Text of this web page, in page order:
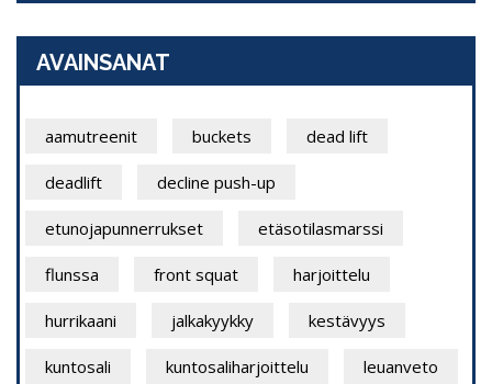
AVAINSANAT
aamutreenit buckets dead lift
deadlift decline push-up
etunojapunnerrukset etäsotilasmarssi
flunssa front squat harjoittelu
hurrikaani jalkakyykky kestävyys
kuntosali kuntosaliharjoittelu leuanveto